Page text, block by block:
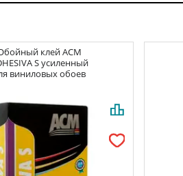
клейACM
S усиленный
виниловых обоев